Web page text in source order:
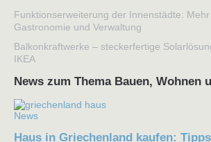
Funktionserweiterung der Innenstädte: Mehr
Gastronomie und Verwaltung
Balkonkraftwerke – steckerfertige
IKEA
News zum Thema Bauen, Wohnen
News
Haus in Griechenland kaufen: